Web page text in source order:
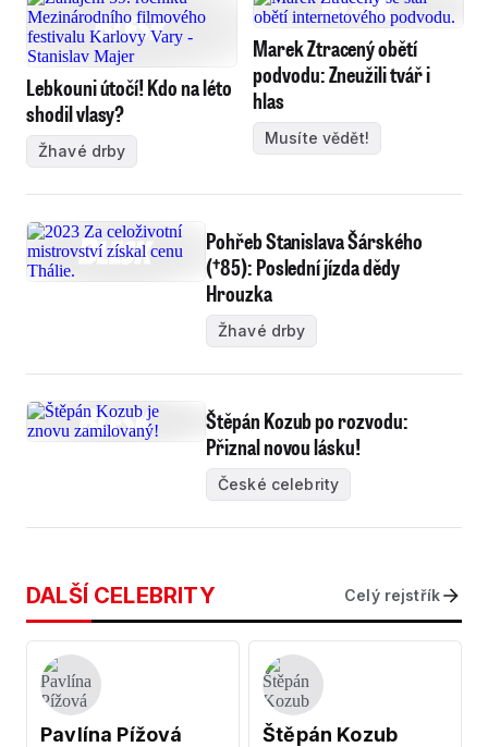
Lebkouni útočí! Kdo na léto
shodil vlasy?
Žhavé drby
Marek Ztracený obětí
podvodu: Zneužili tvář i
hlas
Musíte vědět!
Pohřeb Stanislava Šárského
(†85): Poslední jízda dědy
Hrouzka
Žhavé drby
Štěpán Kozub po rozvodu:
Přiznal novou lásku!
České celebrity
DALŠÍ CELEBRITY Celý rejstřík
Pavlína Pížová Štěpán Kozub